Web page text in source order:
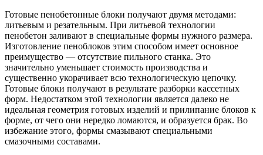
Готовые пенобетонные блоки получают двумя методами:
литьевым и резательным. При литьевой технологии
пенобетон заливают в специальные формы нужного размера.
Изготовление пеноблоков этим способом имеет основное
преимущество — отсутствие пильного станка. Это
значительно уменьшает стоимость производства и
существенно укорачивает всю технологическую цепочку.
Готовые блоки получают в результате разборки кассетных
форм. Недостатком этой технологии является далеко не
идеальная геометрия готовых изделий и прилипание блоков к
форме, от чего они нередко ломаются, и образуется брак. Во
избежание этого, формы смазывают специальными
смазочными составами.